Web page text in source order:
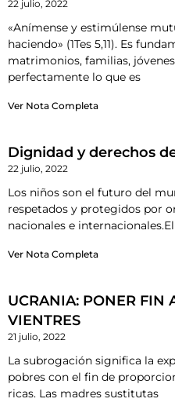
22 julio, 2022
«Anímense y estimúlense
haciendo» (1Tes 5,11). Es
matrimonios, familias,
perfectamente lo que es
Ver Nota Completa
Dignidad y derechos
22 julio, 2022
Los niños son el futuro del
respetados y protegidos por
nacionales e
Ver Nota Completa
UCRANIA: PONER FIN
VIENTRES
21 julio, 2022
La subrogación significa la
pobres con el fin de
ricas. Las madres sustitutas